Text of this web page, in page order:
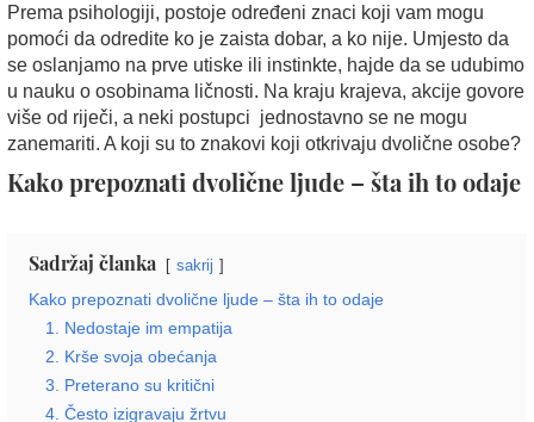
Prema psihologiji, postoje određeni znaci koji vam mogu
pomoći da odredite ko je zaista dobar, a ko nije. Umjesto da
se oslanjamo na prve utiske ili instinkte, hajde da se udubimo
u nauku o osobinama ličnosti. Na kraju krajeva, akcije govore
više od riječi, a neki postupci jednostavno se ne mogu
zanemariti. A koji su to znakovi koji otkrivaju dvolične osobe?
Kako prepoznati dvolične ljude – šta ih to odaje
Sadržaj članka sakrij
Kako prepoznati dvolične ljude – šta ih to odaje
1. Nedostaje im empatija
2. Krše svoja obećanja
3. Preterano su kritični
4. Često izigravaju žrtvu